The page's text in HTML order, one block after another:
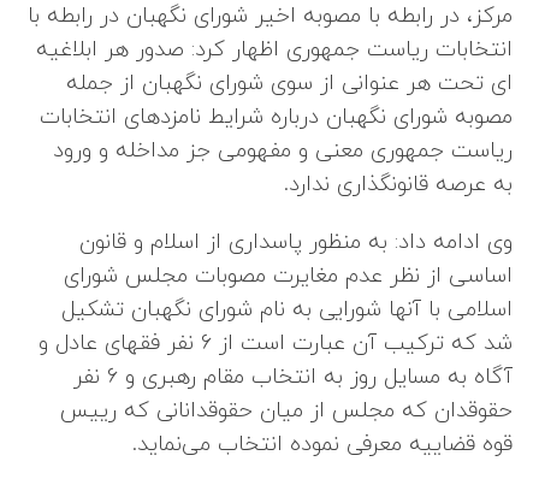
مرکز، در رابطه با مصوبه اخیر شورای نگهبان در رابطه با
انتخابات ریاست جمهوری اظهار کرد: صدور هر ابلاغیه‌
ای تحت هر عنوانی از سوی شورای نگهبان از جمله
مصوبه شورای نگهبان درباره شرایط نامزدهای انتخابات
ریاست جمهوری معنی و مفهومی جز مداخله و ورود
به عرصه قانونگذاری ندارد.
وی ادامه داد: به منظور پاسداری از اسلام و قانون
اساسی از نظر عدم مغایرت مصوبات مجلس شورای
اسلامی با آنها شورایی به نام شورای نگهبان تشکیل
شد که ترکیب آن عبارت است از ۶ نفر فقهای عادل و
آگاه به مسایل روز به انتخاب مقام رهبری و ۶ نفر
حقوقدان که مجلس از میان حقوقدانانی که رییس
قوه قضاییه معرفی نموده انتخاب می‌نماید.